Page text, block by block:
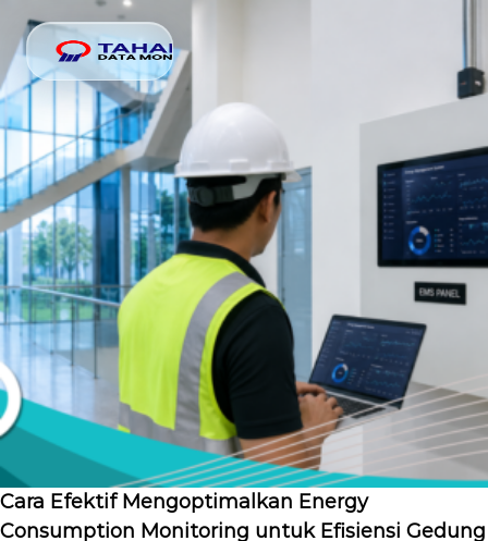
Cara Efektif Mengoptimalkan Energy
Consumption Monitoring untuk Efisiensi Gedung